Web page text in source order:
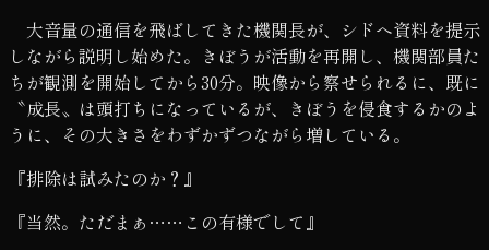
大音量の通信を飛ばしてきた機関長が、シドへ資料を提示
しながら説明し始めた。きぼうが活動を再開し、機関部員た
ちが観測を開始してから30分。映像から察せられるに、既に
〝成長〟は頭打ちになっているが、きぼうを侵食するかのよ
うに、その大きさをわずかずつながら増している。
『排除は試みたのか？』
『当然。ただまぁ……この有様でして』